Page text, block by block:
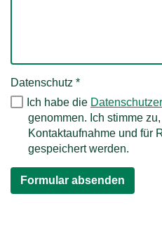
Datenschutz *
Ich habe die
genommen. Ich stimme
Kontaktaufnahme und für
gespeichert werden.
Formular absenden